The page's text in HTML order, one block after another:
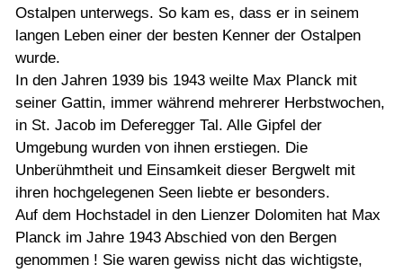
Ostalpen unterwegs. So kam es, dass er in seinem
langen Leben einer der besten Kenner der Ostalpen
wurde.
In den Jahren 1939 bis 1943 weilte Max Planck mit
seiner Gattin, immer während mehrerer Herbstwochen,
in St. Jacob im Deferegger Tal. Alle Gipfel der
Umgebung wurden von ihnen erstiegen. Die
Unberühmtheit und Einsamkeit dieser Bergwelt mit
ihren hochgelegenen Seen liebte er besonders.
Auf dem Hochstadel in den Lienzer Dolomiten hat Max
Planck im Jahre 1943 Abschied von den Bergen
genommen ! Sie waren gewiss nicht das wichtigste,